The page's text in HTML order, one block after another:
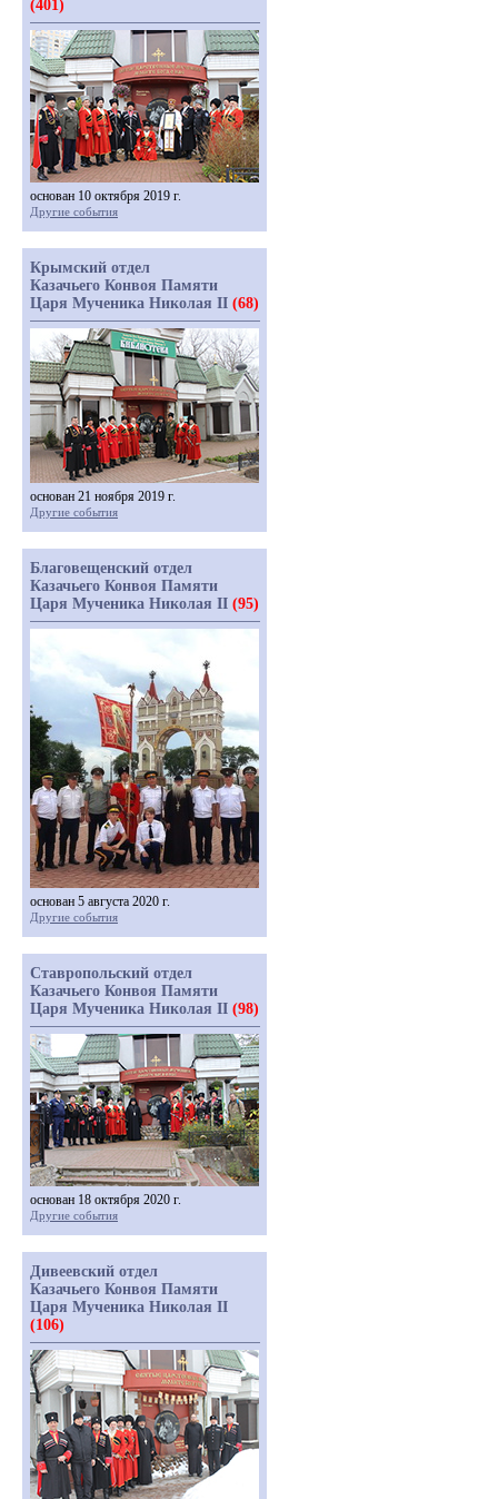
(401)
основан 10 октября 2019 г.
Другие события
Крымский отдел
Казачьего Конвоя Памяти
Царя Мученика Николая II (68)
основан 21 ноября 2019 г.
Другие события
Благовещенский отдел
Казачьего Конвоя Памяти
Царя Мученика Николая II (95)
основан 5 августа 2020 г.
Другие события
Ставропольский отдел
Казачьего Конвоя Памяти
Царя Мученика Николая II (98)
основан 18 октября 2020 г.
Другие события
Дивеевский отдел
Казачьего Конвоя Памяти
Царя Мученика Николая II
(106)